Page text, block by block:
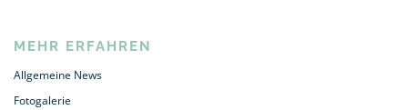
MEHR ERFAHREN
Allgemeine News
Fotogalerie